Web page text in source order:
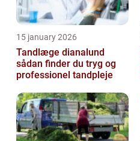
15 january 2026
Tandlæge dianalund
sådan finder du tryg og
professionel tandpleje